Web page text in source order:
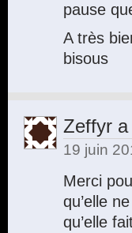
pause
A très
bisous
Zeffyr
19 juin
Merci
qu’elle
qu’elle